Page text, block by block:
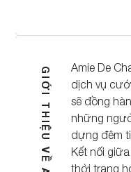
Amie De
dịch vụ
sẽ đồng
những
dựng đêm
Kết nối
thời trang